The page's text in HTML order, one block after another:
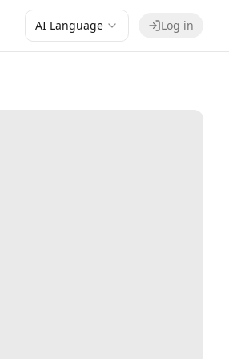
AI Language Log in